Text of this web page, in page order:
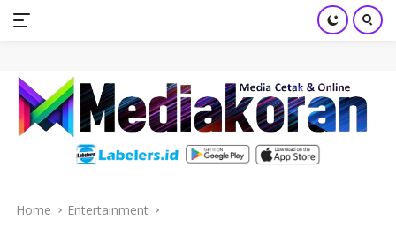
Skip
content
Home Entertainment